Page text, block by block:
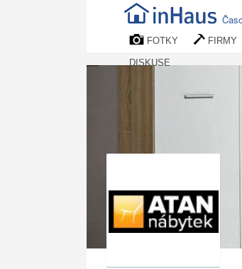
FOTKY FIRMY
DISKUSE